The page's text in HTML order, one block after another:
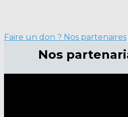
Faire un don ? Nos partenaires
Nos